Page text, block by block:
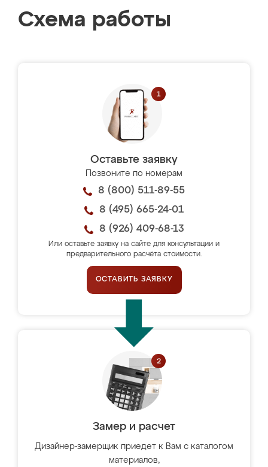
Схема работы
Оставьте заявку
Позвоните по номерам
8 (800) 511-89-55
8 (495) 665-24-01
8 (926) 409-68-13
Или оставьте заявку на сайте для консультации и
предварительного расчёта стоимости.
ОСТАВИТЬ ЗАЯВКУ
Замер и расчет
Дизайнер-замерщик приедет к Вам с каталогом
материалов,